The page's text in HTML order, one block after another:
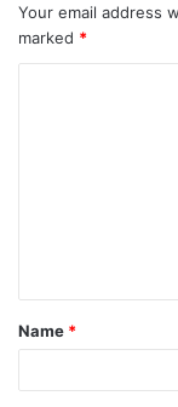
Your email address
marked *
Name *